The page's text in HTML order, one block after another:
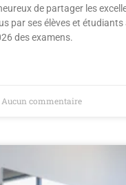
de partager les
par ses élèves et étudiants
des examens.
Aucun commentaire